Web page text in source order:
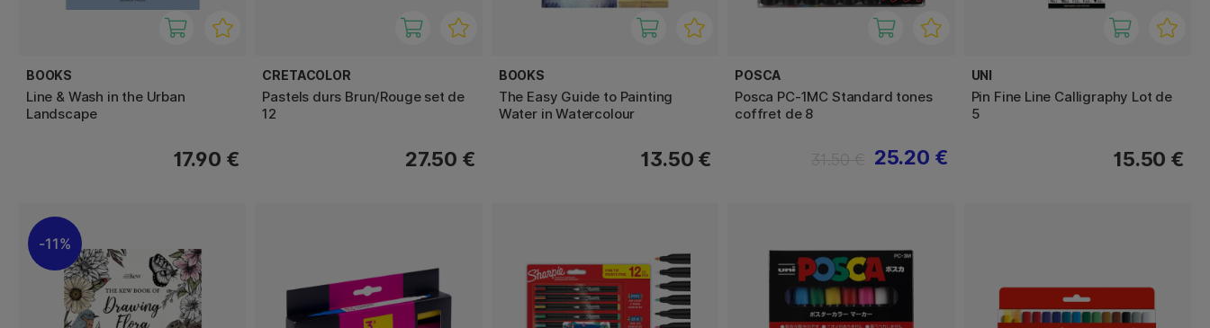
BOOKS
Line & Wash in the Urban
Landscape
17.90 €
CRETACOLOR
Pastels durs Brun/Rouge set de
12
27.50 €
BOOKS
The Easy Guide to Painting
Water in Watercolour
13.50 €
POSCA
Posca PC-1MC Standard tones
coffret de 8
25.20 €
UNI
Pin Fine Line Calligraphy Lot de
5
15.50 €
11%